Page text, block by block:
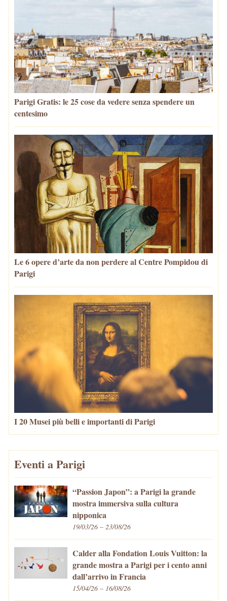
Parigi Gratis: le 25 cose da vedere senza spendere un
centesimo
Le 6 opere d’arte da non perdere al Centre Pompidou di
Parigi
I 20 Musei più belli e importanti di Parigi
Eventi a Parigi
“Passion Japon”: a Parigi la grande
mostra immersiva sulla cultura
nipponica
19/03/26 – 23/08/26
Calder alla Fondation Louis Vuitton: la
grande mostra a Parigi per i cento anni
dall’arrivo in Francia
15/04/26 – 16/08/26